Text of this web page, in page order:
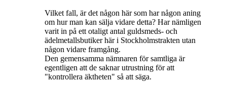
Vilket fall, är det någon här som har någon aning
om hur man kan sälja vidare detta? Har nämligen
varit in på ett otaligt antal guldsmeds- och
ädelmetallsbutiker här i Stockholmstrakten utan
någon vidare framgång.
Den gemensamma nämnaren för samtliga är
egentligen att de saknar utrustning för att
"kontrollera äktheten" så att säga.